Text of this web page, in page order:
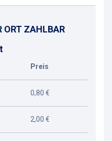
ORT ZAHLBAR
Preis
0,80 €
2,00 €